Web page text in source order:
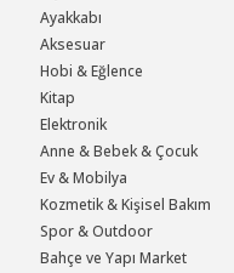
Ayakkabı
Aksesuar
Hobi & Eğlence
Kitap
Elektronik
Anne & Bebek & Çocuk
Ev & Mobilya
Kozmetik & Kişisel Bakım
Spor & Outdoor
Bahçe ve Yapı Market